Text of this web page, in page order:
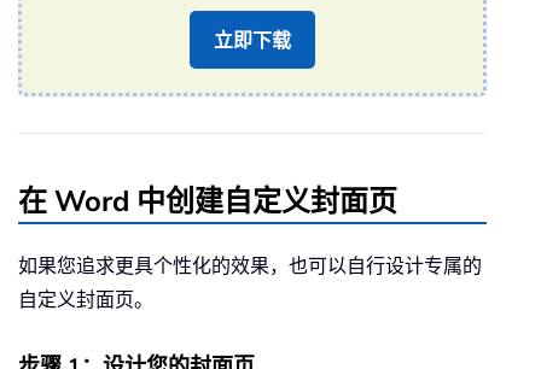
立即下载
在 Word 中创建自定义封面页
如果您追求更具个性化的效果，也可以自行设计专属的
自定义封面页。